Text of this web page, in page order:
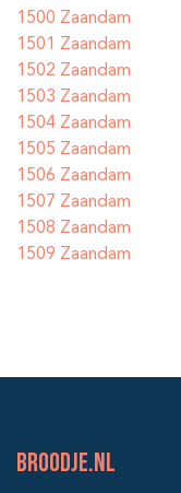
1500 Zaandam
1501 Zaandam
1502 Zaandam
1503 Zaandam
1504 Zaandam
1505 Zaandam
1506 Zaandam
1507 Zaandam
1508 Zaandam
1509 Zaandam
BROODJE.NL